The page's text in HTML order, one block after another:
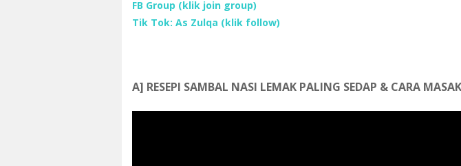
FB Group (klik join group)
Tik Tok: As Zulqa (klik follow)
A] RESEPI SAMBAL NASI LEMAK PALING SEDAP & CARA